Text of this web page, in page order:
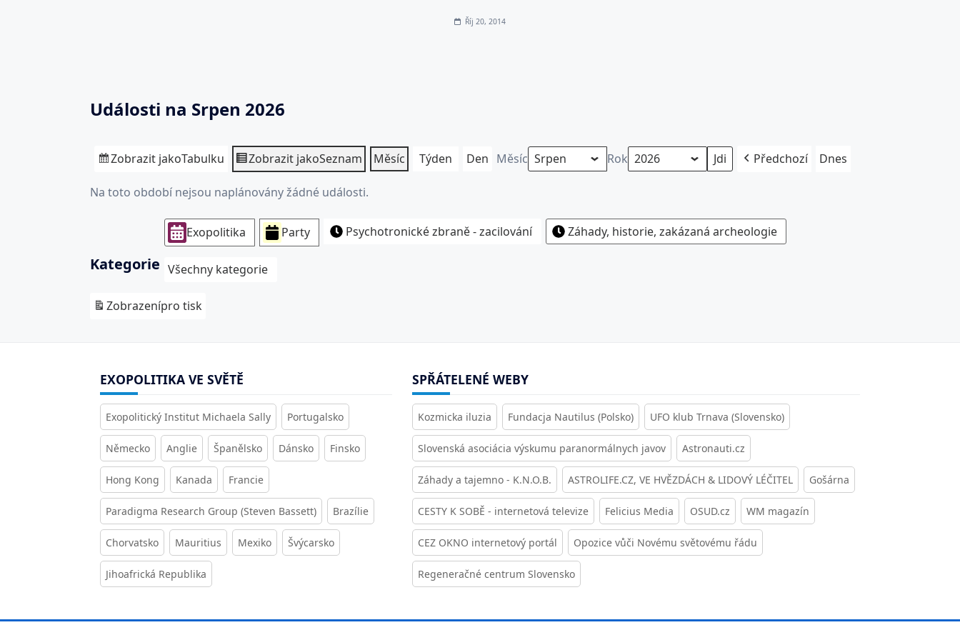
Říj 20, 2014
Události na Srpen 2026
Zobrazit jakoTabulku Zobrazit jakoSeznam Měsíc Týden Den Měsíc Rok Předchozí Dnes
Na toto období nejsou naplánovány žádné události.
Kategorie
Exopolitika Party Psychotronické zbraně - zacilování Záhady, historie, zakázaná archeologie
Všechny kategorie
Zobrazenípro tisk
EXOPOLITIKA VE SVĚTĚ
Exopolitický Institut Michaela Sally Portugalsko
Německo Anglie Španělsko Dánsko Finsko
Hong Kong Kanada Francie
Paradigma Research Group (Steven Bassett) Brazílie
Chorvatsko Mauritius Mexiko Švýcarsko
Jihoafrická Republika
SPŘÁTELENÉ WEBY
Kozmicka iluzia Fundacja Nautilus (Polsko) UFO klub Trnava (Slovensko)
Slovenská asociácia výskumu paranormálnych javov Astronauti.cz
Záhady a tajemno - K.N.O.B. ASTROLIFE.CZ, VE HVĚZDÁCH & LIDOVÝ LÉČITEL Gošárna
CESTY K SOBĚ - internetová televize Felicius Media OSUD.cz WM magazín
CEZ OKNO internetový portál Opozice vůči Novému světovému řádu
Regeneračné centrum Slovensko